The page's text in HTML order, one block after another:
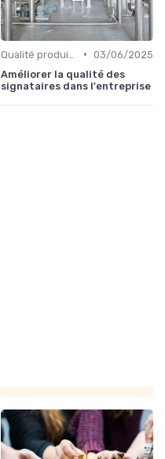
• 03/06/2025
Améliorer la qualité des
signataires dans l'entreprise